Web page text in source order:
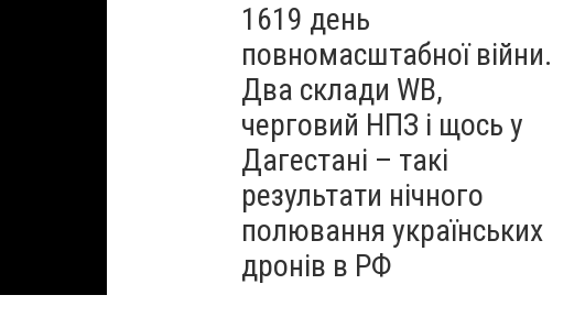
1619 день
повномасштабної війни.
Два склади WB,
черговий НПЗ і щось у
Дагестані – такі
результати нічного
полювання українських
дронів в РФ